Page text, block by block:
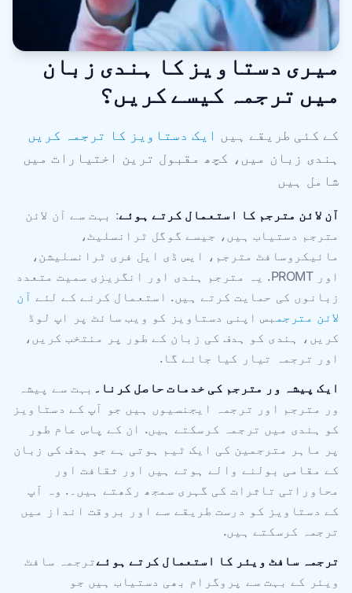
میری دستاویز کا ہندی زبان
میں ترجمہ کیسے کریں؟
کے کئی طریقے ہیں ایک دستاویز کا ترجمہ کریں
ہندی زبان میں، کچھ مقبول ترین اختیارات میں
شامل ہیں
آن لائن مترجم کا استعمال کرتے ہوئے: بہت سے آن لائن
مترجم دستیاب ہیں، جیسے گوگل ٹرانسلیٹ،
مائیکروسافٹ مترجم، ایس ڈی ایل فری ٹرانسلیشن،
اور PROMT. یہ مترجم ہندی اور انگریزی سمیت متعدد
زبانوں کی حمایت کرتے ہیں. استعمال کرنے کے لئے آن
لائن مترجمبس اپنی دستاویز کو ویب سائٹ پر اپ لوڈ
کریں، ہندی کو ہدف کی زبان کے طور پر منتخب کریں،
اور ترجمہ تیار کیا جائے گا.
ایک پیشہ ور مترجم کی خدمات حاصل کرنا۔ بہت سے پیشہ
ور مترجم اور ترجمہ ایجنسیوں ہیں جو آپ کے دستاویز
کو ہندی میں ترجمہ کرسکتے ہیں. ان کے پاس عام طور
پر ماہر مترجمین کی ایک ٹیم ہوتی ہے جو ہدف کی زبان
کے مقامی بولنے والے ہوتے ہیں اور ثقافت اور
محاوراتی تاثرات کی گہری سمجھ رکھتے ہیں۔. وہ آپ
کے دستاویز کو درست طریقے سے اور بروقت انداز میں
ترجمہ کرسکتے ہیں.
ترجمہ سافٹ ویئر کا استعمال کرتے ہوئےترجمہ سافٹ
ویئر کے بہت سے پروگرام بھی دستیاب ہیں جو